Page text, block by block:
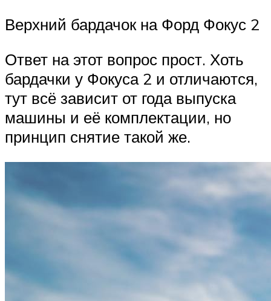
Верхний бардачок на Форд Фокус 2
Ответ на этот вопрос прост. Хоть
бардачки у Фокуса 2 и отличаются,
тут всё зависит от года выпуска
машины и её комплектации, но
принцип снятие такой же.